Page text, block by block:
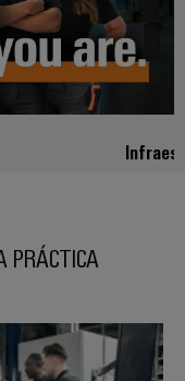
PRÁCTICA
GmbH: